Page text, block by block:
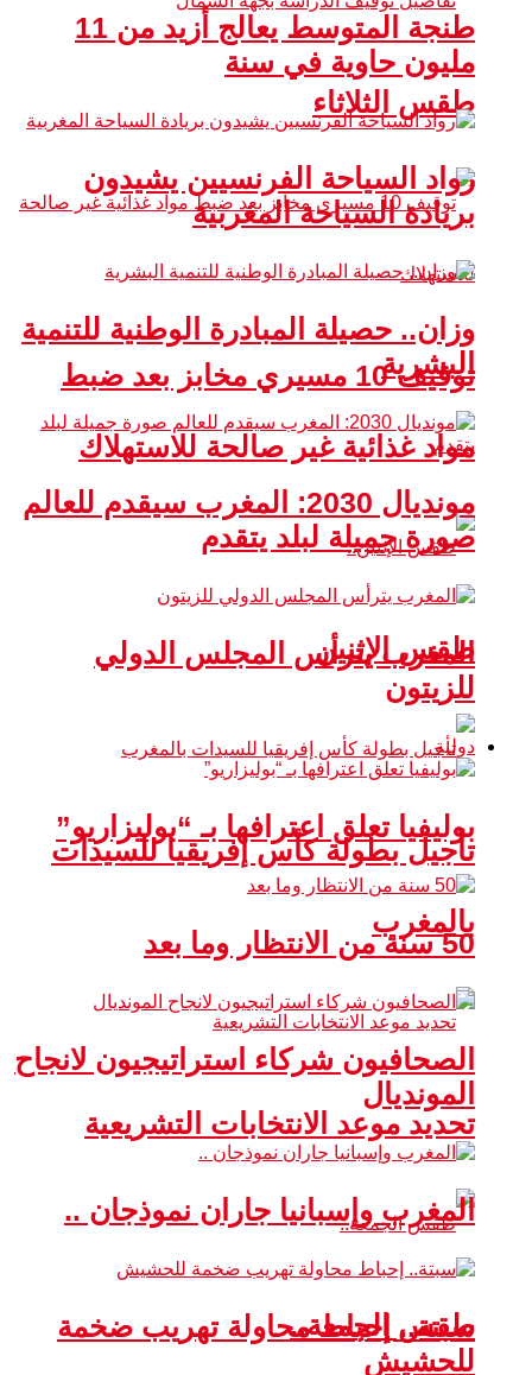
طقس الثلاثاء
توقيف 10 مسيري مخابز بعد ضبط
مواد غذائية غير صالحة للاستهلاك
طقس الإثنين
تأجيل بطولة كأس إفريقيا للسيدات
بالمغرب
تحديد موعد الانتخابات التشريعية
طقس الجمعة..
طنجة المتوسط يعالج أزيد من 11
مليون حاوية في سنة
رواد السياحة الفرنسيين يشيدون
بريادة السياحة المغربية
وزان.. حصيلة المبادرة الوطنية للتنمية
البشرية
مونديال 2030: المغرب سيقدم للعالم
صورة جميلة لبلد يتقدم
المغرب يترأس المجلس الدولي
للزيتون
دولية
بوليفيا تعلق اعترافها بـ “بوليزاريو”
50 سنة من الانتظار وما بعد
الصحافيون شركاء استراتيجيون لانجاح
المونديال
المغرب وإسبانيا جاران نموذجان ..
سبتة.. إحباط محاولة تهريب ضخمة
للحشيش